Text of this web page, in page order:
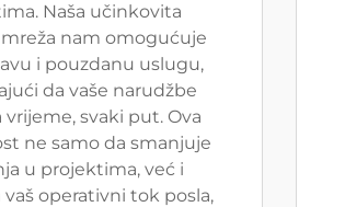
Naša učinkovita
nam omogućuje
i pouzdanu uslugu,
da vaše narudžbe
svaki put. Ova
ne samo da smanjuje
u projektima, već i
vaš operativni tok posla,